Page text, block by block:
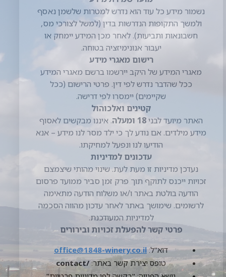
מועד שמירת מידע
נשמור מידע כל עוד הוא נדרש למטרות
שלשמן נאסף ולמשך התקופות הנדרשות
בדין (למשל לצורכי מס, חשבונאות ותביעות).
לאחר מכן המידע יימחק או יעבור אנונימיזציה
בטוחה.
רישום מאגרי מידע
מאגרי המידע של היקב יירשמו ברשם מאגרי
המידע ככל שהדבר נדרש לפי דין. פרטי
הרישום (ככל שקיימים) יימסרו לפי דרישה.
האתר מיועד לבני18 ומעלה. איננו מבקשים
לאסוף מידע מילדים. אם נודע לך כי ילד מסר
לנו מידע – אנא הודיעו לנו ונפעל למחיקתו.
עדכונים למדיניות
נעדכן מדיניות זו מעת לעת. שינוי מהותי
שיצמצם זכויות ייכנס לתוקף תוך פרק זמן
סביר ממועד פרסום הודעה בולטת באתר